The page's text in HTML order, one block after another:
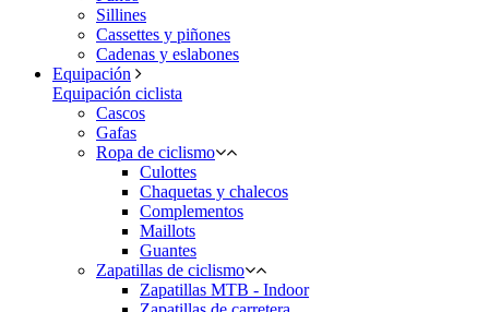
Sillines
Cassettes y piñones
Cadenas y eslabones
Equipación
Equipación ciclista
Cascos
Gafas
Ropa de ciclismo
Culottes
Chaquetas y chalecos
Complementos
Maillots
Guantes
Zapatillas de ciclismo
Zapatillas MTB - Indoor